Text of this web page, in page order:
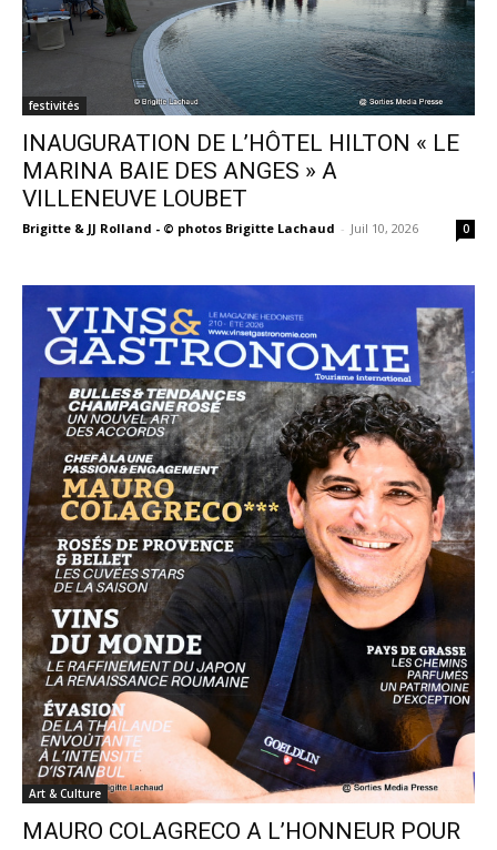
festivités
INAUGURATION DE L’HÔTEL HILTON « LE
MARINA BAIE DES ANGES » A
VILLENEUVE LOUBET
Brigitte & JJ Rolland - © photos Brigitte Lachaud - Juil 10, 2026 0
Art & Culture
MAURO COLAGRECO A L’HONNEUR POUR